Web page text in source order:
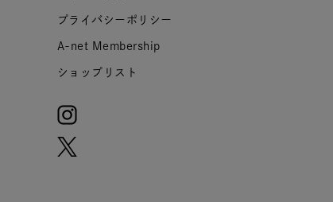
プライバシーポリシー
A-net Membership
ショップリスト